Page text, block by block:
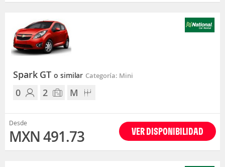
Spark GTo similar Categoría: Mini
0 2 M
Desde
MXN 491.73 VER DISPONIBILIDAD